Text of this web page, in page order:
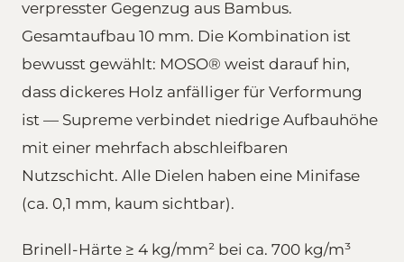
verpresster Gegenzug aus Bambus.
Gesamtaufbau 10 mm. Die Kombination ist
bewusst gewählt: MOSO® weist darauf hin,
dass dickeres Holz anfälliger für Verformung
ist — Supreme verbindet niedrige Aufbauhöhe
mit einer mehrfach abschleifbaren
Nutzschicht. Alle Dielen haben eine Minifase
(ca. 0,1 mm, kaum sichtbar).
Brinell-Härte ≥ 4 kg/mm² bei ca. 700 kg/m³